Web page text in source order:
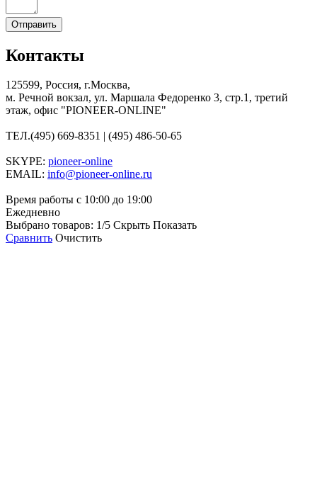
Контакты
125599, Россия, г.Москва,
м. Речной вокзал, ул. Маршала Федоренко 3, стр.1, третий
этаж, офис "PIONEER-ONLINE"
ТЕЛ.(495) 669-8351 | (495) 486-50-65
SKYPE: pioneer-online
EMAIL: info@pioneer-online.ru
Время работы с 10:00 до 19:00
Ежедневно
Выбрано товаров: 1/5 Скрыть Показать
Сравнить Очистить